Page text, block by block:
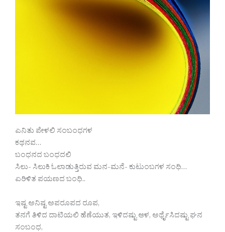
ಎನಿತು ಪೇಳಲಿ ಸಂಬಂಧಗಳ
ಕಥನವ…
ಬಂಧನದ ಬಂಧದಲಿ
ಸಿಲು- ಸಿಲುಕಿ ಓಲಾಡುತ್ತಿರುವ ಮನ-ಮನೆ- ಕುಟುಂಬಗಳ ಸಂಧಿ…
ಏರಿಳಿತ ಪಯಣದ ಬಂಧಿ..
ಇಷ್ಟ ಅನಿಷ್ಟ ಅಪರೂಪದ ರೂಪ,
ತನಗೆ ತಿಳಿದ ದಾಟಿಯಲಿ ಹೆಣೆಯುತ, ಇಳಿದಷ್ಟು ಆಳ, ಅರ್ಥೈಸಿದಷ್ಟು ಘನ‌
ಸಂಬಂಧ,